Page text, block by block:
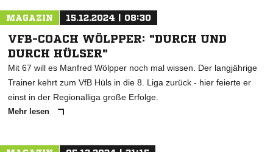
MAGAZIN 15.12.2024 | 08:30
VFB-COACH WÖLPPER: "DURCH UND
DURCH HÜLSER"
Mit 67 will es Manfred Wölpper noch mal wissen. Der langjährige
Trainer kehrt zum VfB Hüls in die 8. Liga zurück - hier feierte er
einst in der Regionalliga große Erfolge.
Mehr lesen